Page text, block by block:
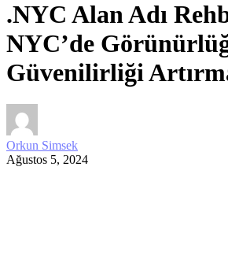
.NYC Alan Adı
NYC’de
Güvenilirliği
Orkun Simsek
Ağustos 5, 2024